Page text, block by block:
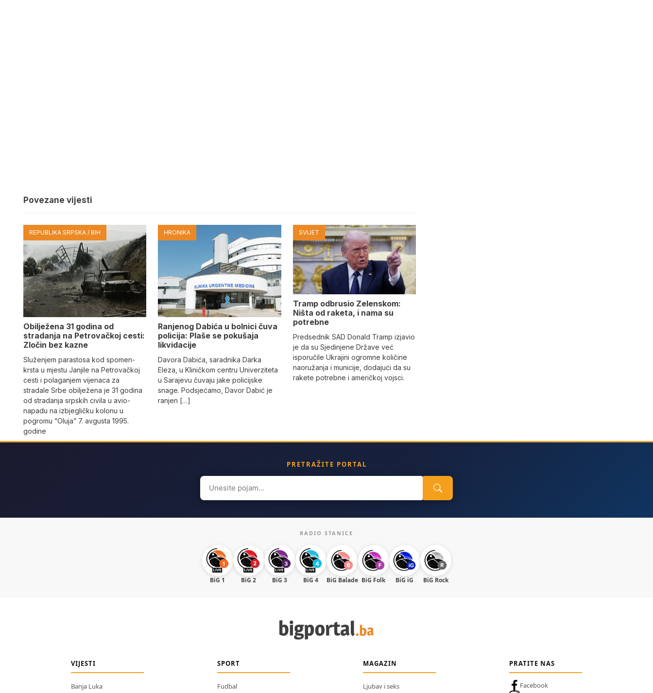
Povezane vijesti
REPUBLIKA SRPSKA / BIH
Obilježena 31 godina od
stradanja na Petrovačkoj cesti:
Zločin bez kazne
Služenjem parastosa kod spomen-
krsta u mjestu Janjile na Petrovačkoj
cesti i polaganjem vijenaca za
stradale Srbe obilježena je 31 godina
od stradanja srpskih civila u avio-
napadu na izbjegličku kolonu u
pogromu “Oluja” 7. avgusta 1995.
godine
HRONIKA
Ranjenog Dabića u bolnici čuva
policija: Plaše se pokušaja
likvidacije
Davora Dabića, saradnika Darka
Eleza, u Kliničkom centru Univerziteta
u Sarajevu čuvaju jake policijske
snage. Podsjećamo, Davor Dabić je
ranjen […]
SVIJET
Tramp odbrusio Zelenskom:
Ništa od raketa, i nama su
potrebne
Predsednik SAD Donald Tramp izjavio
je da su Sjedinjene Države već
isporučile Ukrajini ogromne količine
naoružanja i municije, dodajući da su
rakete potrebne i američkoj vojsci.
PRETRAŽITE PORTAL
Search
for:
RADIO STANICE
BiG 1 BiG 2 BiG 3 BiG 4 BiG Balade BiG Folk BiG iG BiG Rock
VIJESTI
Banja Luka
SPORT
Fudbal
MAGAZIN
Ljubav i seks
PRATITE NAS
Facebook